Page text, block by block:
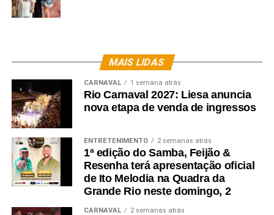
MAIS LIDAS
CARNAVAL 1 semana atrás
Rio Carnaval 2027: Liesa anuncia
nova etapa de venda de ingressos
ENTRETENIMENTO 2 semanas atrás
1ª edição do Samba, Feijão &
Resenha terá apresentação oficial
de Ito Melodia na Quadra da
Grande Rio neste domingo, 2
CARNAVAL 2 semanas atrás